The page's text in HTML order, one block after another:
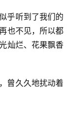
乎听到了我们的
也不见，所以都
灿烂、花果飘香
曾久久地扰动着